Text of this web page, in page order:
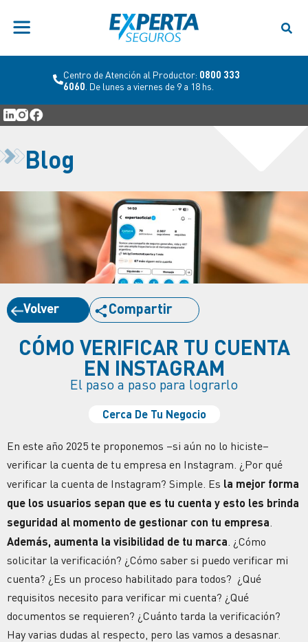
Centro de Atención al Productor: 0800 333
6060 . De lunes a viernes de 9 a 18 hs.
Blog
Volver Compartir
CÓMO VERIFICAR TU CUENTA
EN INSTAGRAM
El paso a paso para lograrlo
Cerca De Tu Negocio
En este año 2025 te proponemos –si aún no lo hiciste–
verificar la cuenta de tu empresa en Instagram. ¿Por qué
verificar la cuenta de Instagram? Simple. Es la mejor forma
que los usuarios sepan que es tu cuenta y esto les brinda
seguridad al momento de gestionar con tu empresa
Además, aumenta la visibilidad de tu marca ¿Cómo
solicitar la verificación? ¿Cómo saber si puedo verificar mi
cuenta? ¿Es un proceso habilitado para todos? ¿Qué
requisitos necesito para verificar mi cuenta? ¿Qué
documentos se requieren? ¿Cuánto tarda la verificación?
Hay varias dudas al respecto, pero las vamos a desasnar.